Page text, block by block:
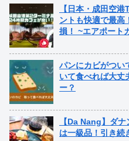
【日本・成田空
ントも快適で最高
損！ ~エアポート
パンにカビがつい
いて食べれば大丈
ー？
【Da Nang】ダ
は一級品！引き